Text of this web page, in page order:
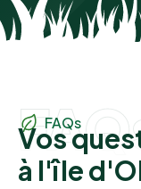
FAQs
Vos
à l'île